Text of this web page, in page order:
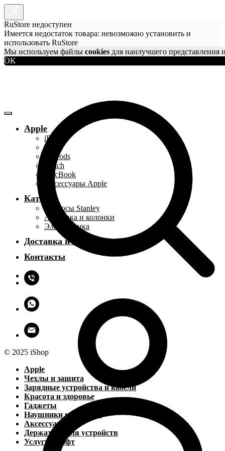
RuStore недоступен
Имеется недостаток товара: невозможно установить и
использовать RuStore
Мы используем файлы cookies для наилучшего представления
OK
Apple
iPhone
iPad
AirPods
Watch
MacBook
Аксессуары Apple
Каталог
Термосы Stanley
Акустика и колонки
Электроника
Доставка и оплата
Контакты
© 2025 iShop
Apple
Чехлы и защита
Зарядные устройства и кабели
Красота и здоровье
Гаджеты
Наушники и колонки
Аксессуары
Держатели для устройств
Услуги и софт